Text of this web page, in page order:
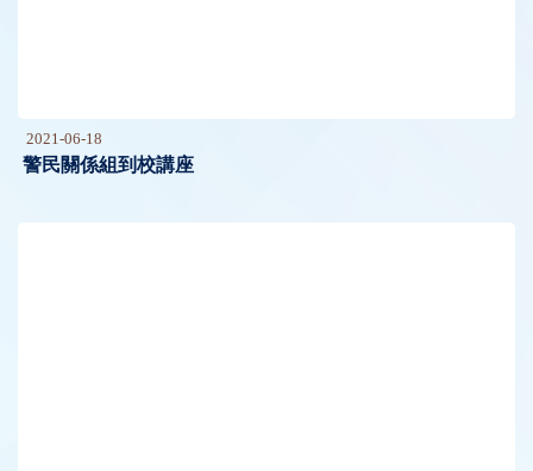
2021-06-18
警民關係組到校講座